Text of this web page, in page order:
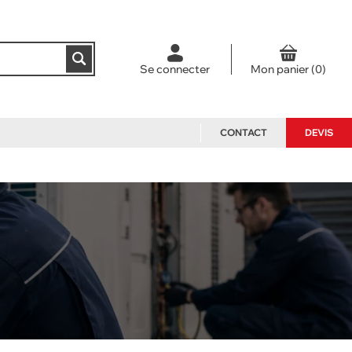
Se connecter
ACCESSOIRES ET PIÈCES
CONTACT DEVIS